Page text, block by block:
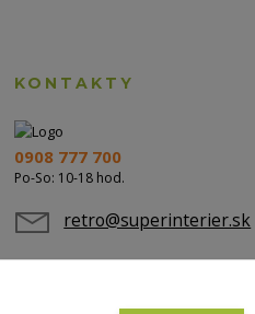
KONTAKTY
0908 777 700
Po-So: 10-18 hod.
retro@superinterier.sk